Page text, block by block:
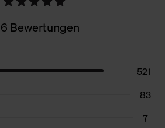
Bewertungen
521
83
7